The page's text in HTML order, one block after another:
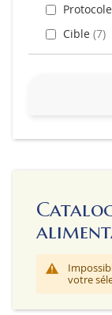
votre
Protocole
Cible 7